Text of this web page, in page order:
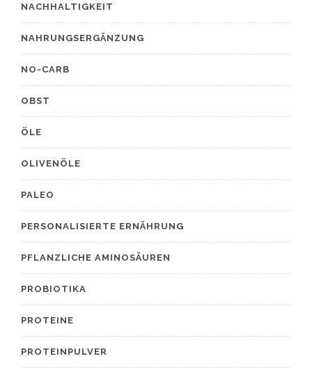
NACHHALTIGKEIT
NAHRUNGSERGÄNZUNG
NO-CARB
OBST
ÖLE
OLIVENÖLE
PALEO
PERSONALISIERTE ERNÄHRUNG
PFLANZLICHE AMINOSÄUREN
PROBIOTIKA
PROTEINE
PROTEINPULVER